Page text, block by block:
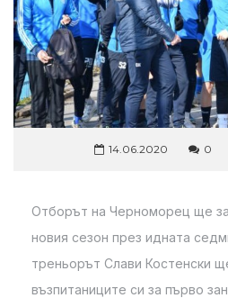
14.06.2020 0
Отборът на Черноморец ще
новия сезон през идната
треньорът Слави Костенски
възпитаниците си за първо